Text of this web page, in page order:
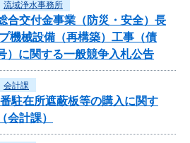
流域浄水事務所
交付金事業（防災・安全）長
機械設備（再構築）工事（債
）に関する一般競争入札公告
会計課
駐在所遮蔽板等の購入に関す
会計課）